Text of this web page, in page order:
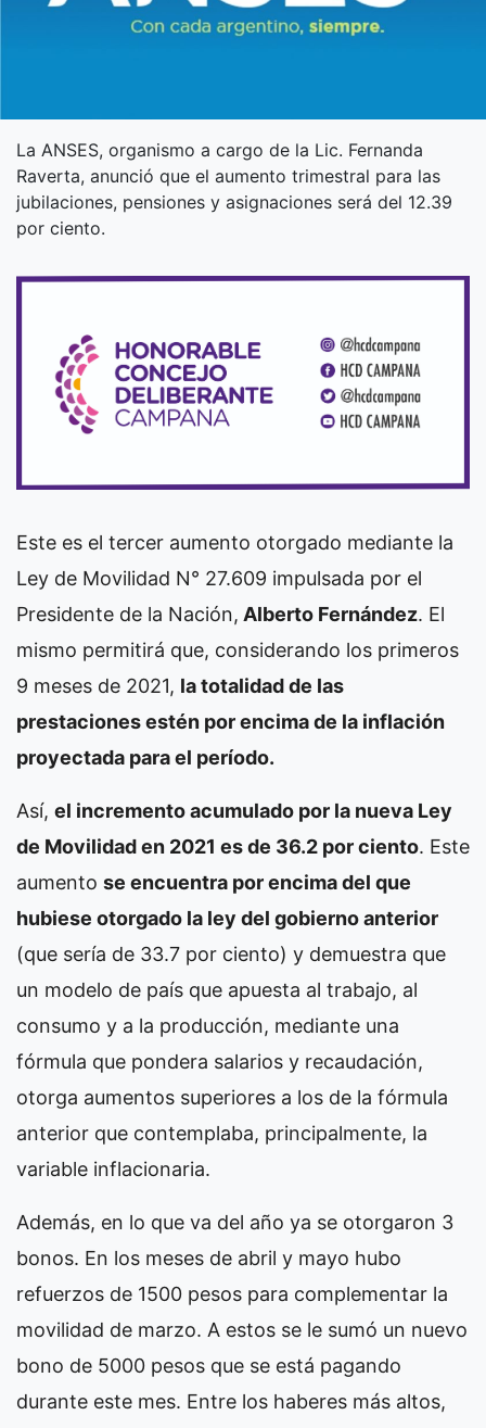
La ANSES, organismo a cargo de la Lic. Fernanda
Raverta, anunció que el aumento trimestral para las
jubilaciones, pensiones y asignaciones será del 12.39
por ciento.
Este es el tercer aumento otorgado mediante la
Ley de Movilidad N° 27.609 impulsada por el
Presidente de la Nación, Alberto Fernández. El
mismo permitirá que, considerando los primeros
9 meses de 2021, la totalidad de las
prestaciones estén por encima de la inflación
proyectada para el período.
Así, el incremento acumulado por la nueva Ley
de Movilidad en 2021 es de 36.2 por ciento. Este
aumento se encuentra por encima del que
hubiese otorgado la ley del gobierno anterior
(que sería de 33.7 por ciento) y demuestra que
un modelo de país que apuesta al trabajo, al
consumo y a la producción, mediante una
fórmula que pondera salarios y recaudación,
otorga aumentos superiores a los de la fórmula
anterior que contemplaba, principalmente, la
variable inflacionaria.
Además, en lo que va del año ya se otorgaron 3
bonos. En los meses de abril y mayo hubo
refuerzos de 1500 pesos para complementar la
movilidad de marzo. A estos se le sumó un nuevo
bono de 5000 pesos que se está pagando
durante este mes. Entre los haberes más altos,